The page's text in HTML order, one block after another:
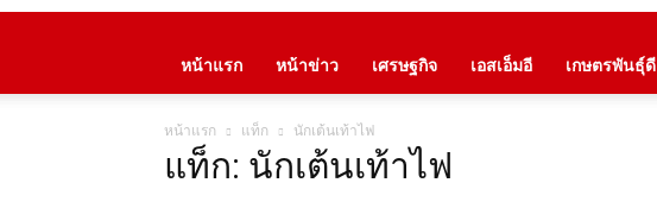
หน้าแรก หน้าข่าว เศรษฐกิจ เอสเอ็มอี เกษตรพันธุ์ดี
หน้าแรก แท็ก นักเต้นเท้าไฟ
แท็ก: นักเต้นเท้าไฟ